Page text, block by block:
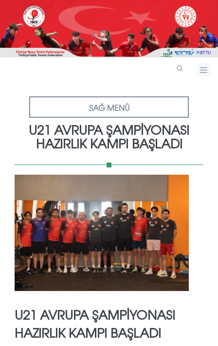
SAĞ MENÜ
U21 AVRUPA ŞAMPİYONASI
HAZIRLIK KAMPI BAŞLADI
U21 AVRUPA ŞAMPİYONASI
HAZIRLIK KAMPI BAŞLADI